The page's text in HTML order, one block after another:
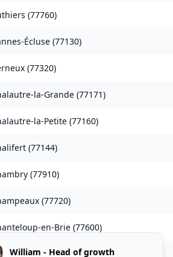
(77760)
Écluse (77130)
(77320)
la-Grande (77171)
la-Petite (77160)
(77144)
(77910)
(77720)
en-Brie (77600)
Chapelle-Rablais (77370)
William - Head of growth